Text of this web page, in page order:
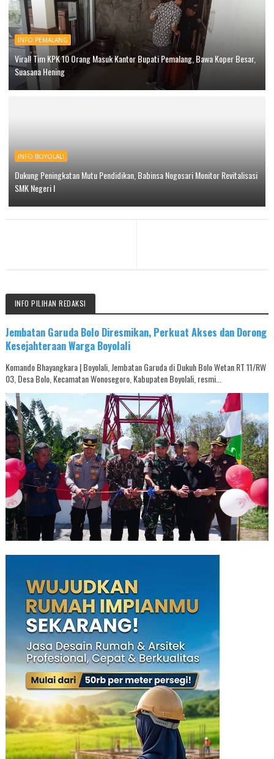
INFO PEMALANG
Viral! Tim KPK 10 Orang Masuk Kantor Bupati Pemalang, Bawa Koper Besar,
Suasana Hening
INFO BOYOLALI
Dukung Peningkatan Mutu Pendidikan, Babinsa Nogosari Monitor Revitalisasi
SMK Negeri I
INFO PILIHAN REDAKSI
Jembatan Garuda Bolo Diresmikan, Perkuat Akses dan Dorong
Kesejahteraan Warga Boyolali
Komando Bhayangkara | Boyolali, Jembatan Garuda di Dukuh Bolo Wetan RT 11/RW
03, Desa Bolo, Kecamatan Wonosegoro, Kabupaten Boyolali, resmi...